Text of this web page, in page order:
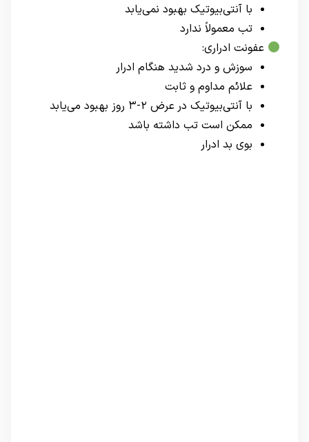
با آنتی‌بیوتیک بهبود نمی‌یابد
تب معمولاً ندارد
عفونت ادراری:
سوزش و درد شدید هنگام ادرار
علائم مداوم و ثابت
با آنتی‌بیوتیک در عرض ۲-۳ روز بهبود می‌یابد
ممکن است تب داشته باشد
بوی بد ادرار